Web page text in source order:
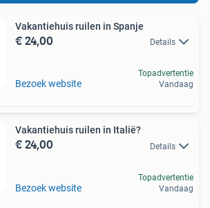
Vakantiehuis ruilen in Spanje
€ 24,00 Details
Bezoek website
Topadvertentie
Vandaag
Vakantiehuis ruilen in Italië?
€ 24,00 Details
Bezoek website
Topadvertentie
Vandaag